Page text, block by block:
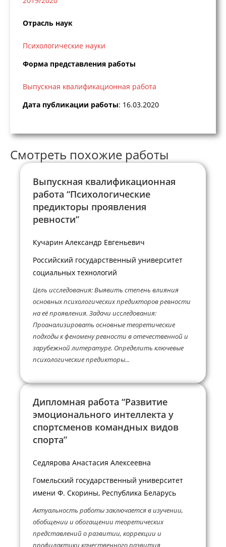
Отрасль наук
Психологические науки
Форма представления работы
Выпускная квалификационная работа
Дата публикации работы: 16.03.2020
Смотреть похожие работы
Выпускная квалификационная
работа “Психологические
предикторы проявления
ревности”
Кучарин Александр Евгеньевич
Российский государственный университет
социальных технологий
Цель исследования: Выявить степень влияния
основных психологических предикторов ревности
на её проявления. Задачи исследования:
Проанализировать основные теоретические
подходы к феномену ревности в отечественной и
зарубежной литературе. Определить ключевые
психологические предикторы...
Дипломная работа “Развитие
эмоционального интеллекта у
спортсменов командных видов
спорта”
Седлярова Анастасия Алексеевна
Гомельский государственный университет
имени Ф. Скорины, Республика Беларусь
Актуальность работы заключается в изучении,
обобщении и обогащении теоретических
представлений о развитии, коррекции и
профилактики качественного развития